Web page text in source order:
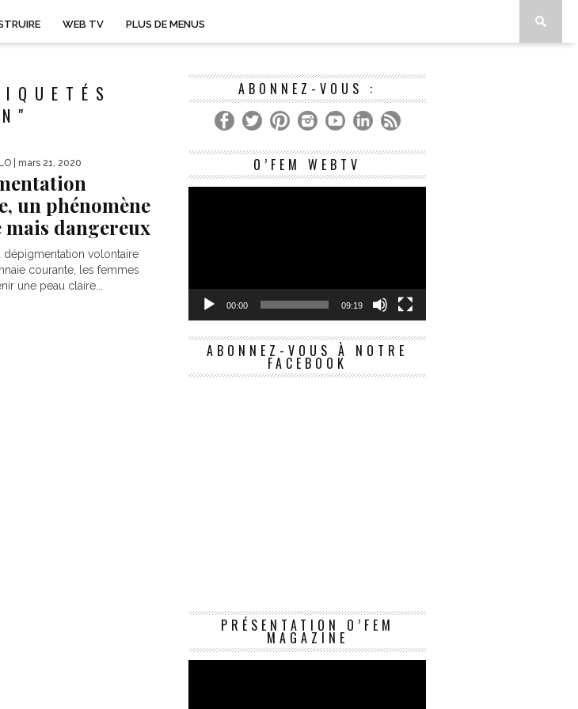
WEB TV PLUS DE MENUS
| mars 21, 2020
un phénomène
mais dangereux
dépigmentation volontaire
courante, les femmes
une peau claire...
ABONNEZ-VOUS :
O’FEM WEBTV
Lecteur
00:00 09:19
ABONNEZ-VOUS À NOTRE
FACEBOOK
PRÉSENTATION O’FEM
MAGAZINE
Lecteur